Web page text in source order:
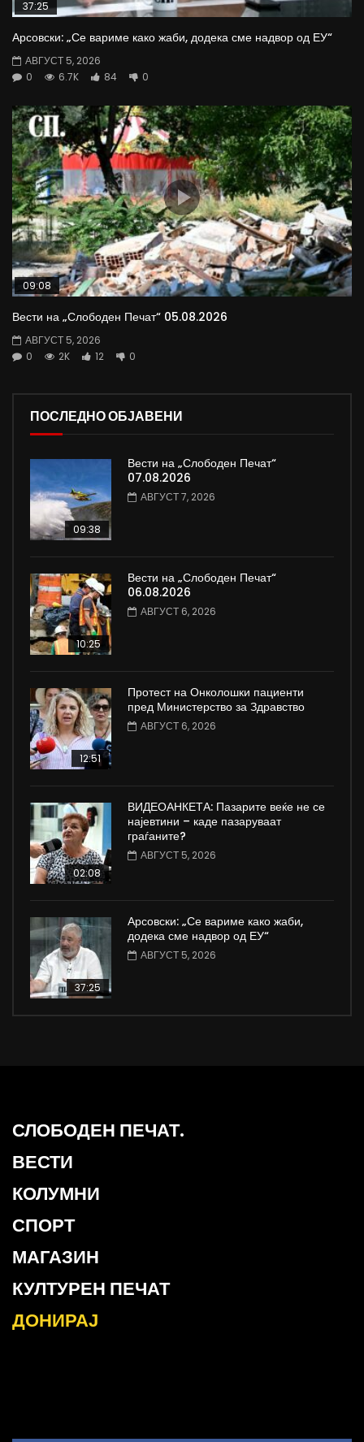
37:25
Арсовски: „Се вариме како жаби, додека сме надвор од ЕУ“
АВГУСТ 5, 2026
0
6.7K 84 0
09:08
Вести на „Слободен Печат“ 05.08.2026
АВГУСТ 5, 2026
0
2K 12 0
ПОСЛЕДНО ОБЈАВЕНИ
09:38
Вести на „Слободен Печат“
07.08.2026
АВГУСТ 7, 2026
10:25
Вести на „Слободен Печат“
06.08.2026
АВГУСТ 6, 2026
12:51
Протест на Онколошки пациенти
пред Министерство за Здравство
АВГУСТ 6, 2026
02:08
ВИДЕОАНКЕТА: Пазарите веќе не се
најевтини – каде пазаруваат
граѓаните?
АВГУСТ 5, 2026
37:25
Арсовски: „Се вариме како жаби,
додека сме надвор од ЕУ“
АВГУСТ 5, 2026
СЛОБОДЕН ПЕЧАТ.
ВЕСТИ
КОЛУМНИ
СПОРТ
МАГАЗИН
КУЛТУРЕН ПЕЧАТ
ДОНИРАЈ